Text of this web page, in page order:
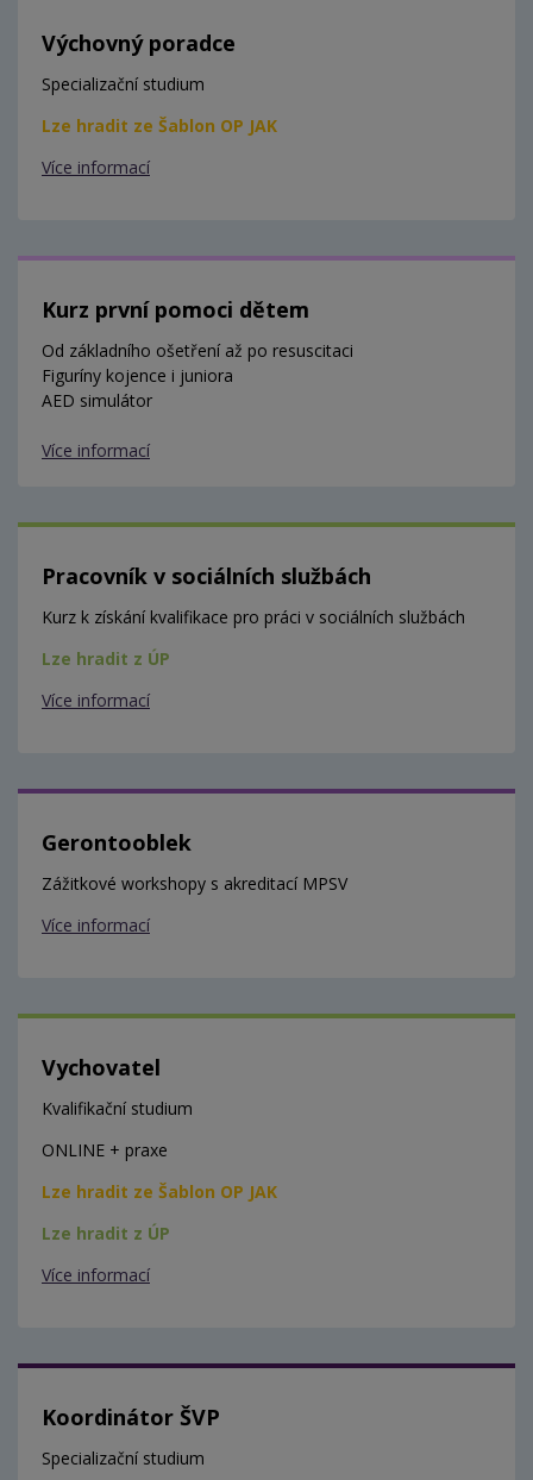
Výchovný poradce
Specializační studium
Lze hradit ze Šablon OP JAK
Více informací
Kurz první pomoci dětem
Od základního ošetření až po resuscitaci
Figuríny kojence i juniora
AED simulátor
Více informací
Pracovník v sociálních službách
Kurz k získání kvalifikace pro práci v sociálních službách
Lze hradit z ÚP
Více informací
Gerontooblek
Zážitkové workshopy s akreditací MPSV
Více informací
Vychovatel
Kvalifikační studium
ONLINE + praxe
Lze hradit ze Šablon OP JAK
Lze hradit z ÚP
Více informací
Koordinátor ŠVP
Specializační studium